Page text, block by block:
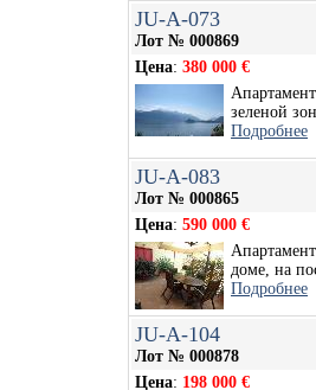
JU-A-073
Лот № 000869
Цена: 380 000 €
зеленой
Подробнее
JU-A-083
Лот № 000865
Цена: 590 000 €
доме, на
Подробнее
JU-A-104
Лот № 000878
Цена: 198 000 €